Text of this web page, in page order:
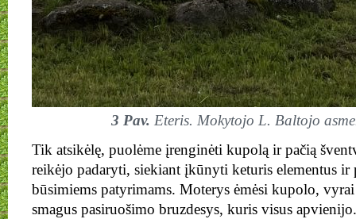
3 Pav. Eteris. Mokytojo L. Baltojo
Tik atsikėlę, puolėme įrenginėti kupolą ir pačią
reikėjo padaryti, siekiant įkūnyti keturis elementus ir
būsimiems patyrimams. Moterys ėmėsi kupolo,
smagus pasiruošimo bruzdesys, kuris visus apvienijo.